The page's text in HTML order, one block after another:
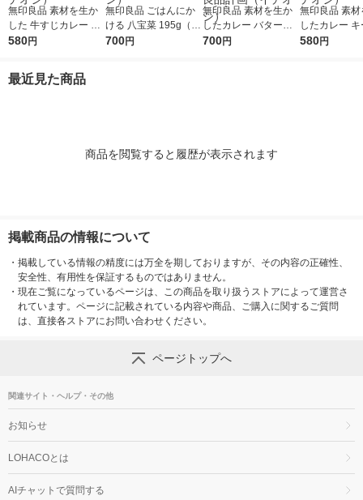
無印良品 素材を生か
した 牛すじカレー 18
0g（1人前） 1セット
580円
無印良品 ごはんにか
ける 八宝菜 195g（1
人前） 1セット（1袋×
700円
無印良品 素材を生か
したカレー バターチ
キン 180g（1人前） 1
700円
無印良品 素材
したカレー
0g（1人前）
580円
最近見た商品
商品を閲覧すると履歴が表示されます
掲載商品の情報について
・ 掲載している情報の精度には万全を期しておりますが、その内容の正確性、
安全性、有用性を保証するものではありません。
・ 現在ご覧になっているページは、この商品を取り扱うストアによって運営さ
れています。ページに記載されている内容や商品、ご購入に関するご質問
は、直接各ストアにお問い合わせください。
ページトップへ
関連サイト・ヘルプ・その他
お知らせ
LOHACOとは
AIチャットで質問する